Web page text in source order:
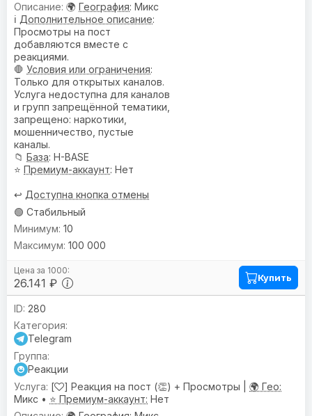
🌍 География: Микс
ℹ️ Дополнительное описание:
Просмотры на пост
добавляются вместе с
реакциями.
🛑 Условия или ограничения:
Только для открытых каналов.
Услуга недоступна для каналов
и групп запрещённой тематики,
запрещено: наркотики,
мошенничество, пустые
каналы.
📁 База: H-BASE
⭐ Премиум-аккаунт: Нет
↩️ Доступна кнопка отмены
🟢 Стабильный
26.141 ₽
10
100 000
Купить
280
Telegram
Реакции
[
] Реакция на пост (👏) + Просмотры | 🌍 Гео:
Микс • ⭐ Премиум-аккаунт: Нет